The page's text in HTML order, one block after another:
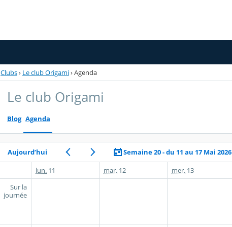
Clubs› Le club Origami›Agenda
Le club Origami
Blog Agenda
Aujourd’hui Semaine 20 - du 11 au 17 Mai 2026
lun. 11 mar. 12 mer. 13
Sur la
journée